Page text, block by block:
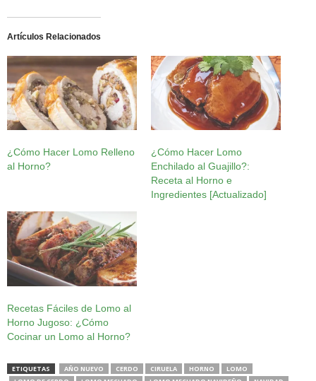
Artículos Relacionados
¿Cómo Hacer Lomo Relleno
al Horno?
¿Cómo Hacer Lomo
Enchilado al Guajillo?:
Receta al Horno e
Ingredientes [Actualizado]
Recetas Fáciles de Lomo al
Horno Jugoso: ¿Cómo
Cocinar un Lomo al Horno?
ETIQUETAS AÑO NUEVO CERDO CIRUELA HORNO
LOMO